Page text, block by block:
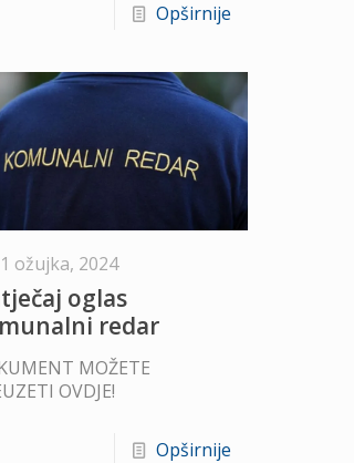
Opširnije
1 ožujka, 2024
oglas
redar
MOŽETE
OVDJE!
Opširnije